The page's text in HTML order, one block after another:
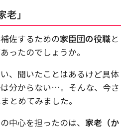
」
佐するための家臣団の役職と
ったのでしょうか。
、聞いたことはあるけど具体
分からない…。そんな、今さ
とめてみました。
中心を担ったのは、 家老（か